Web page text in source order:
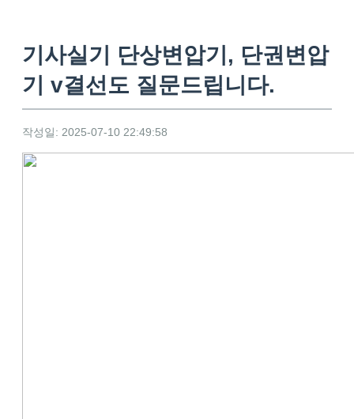
기사실기 단상변압기, 단권변압
기 v결선도 질문드립니다.
작성일: 2025-07-10 22:49:58